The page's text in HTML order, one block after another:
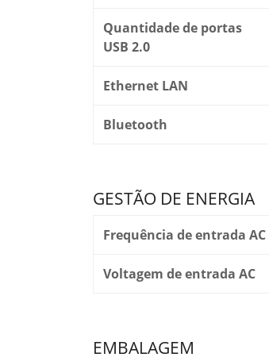
Quantidade de portas
USB 2.0
Ethernet LAN
Bluetooth
GESTÃO DE ENERGIA
Frequência de entrada AC
Voltagem de entrada AC
EMBALAGEM